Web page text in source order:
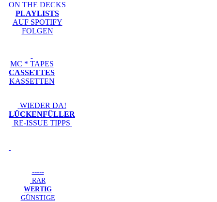
ON THE DECKS
PLAYLISTS
AUF SPOTIFY
FOLGEN
MC * TAPES
CASSETTES
KASSETTEN
WIEDER DA!
LÜCKENFÜLLER
RE-ISSUE TIPPS
-----
RAR
WERTIG
GÜNSTIGE